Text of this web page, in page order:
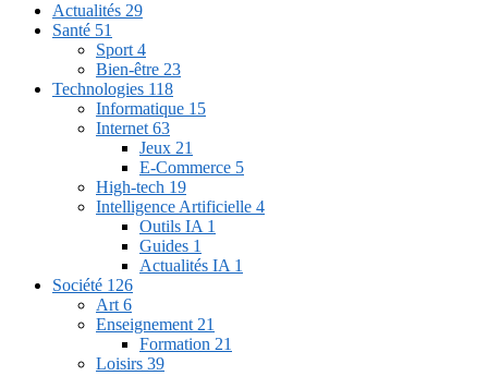
Actualités 29
Santé 51
Sport 4
Bien-être 23
Technologies 118
Informatique 15
Internet 63
Jeux 21
E-Commerce 5
High-tech 19
Intelligence Artificielle 4
Outils IA 1
Guides 1
Actualités IA 1
Société 126
Art 6
Enseignement 21
Formation 21
Loisirs 39